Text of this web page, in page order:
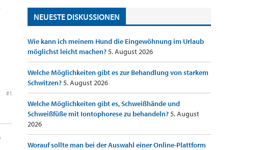
#1
NEUESTE DISKUSSIONEN
Wie kann ich meinem Hund die Eingewöhnung im Urlaub
möglichst leicht machen?5. August 2026
Welche Möglichkeiten gibt es zur Behandlung von starkem
Schwitzen?5. August 2026
Welche Möglichkeiten gibt es, Schweißhände und
Schweißfüße mit Iontophorese zu behandeln?5. August
2026
Worauf sollte man bei der Auswahl einer Online-Plattform